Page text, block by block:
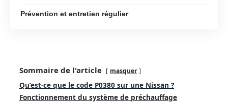
Prévention et entretien régulier
Sommaire de l'article masquer
Qu’est-ce que le code P0380 sur une Nissan ?
Fonctionnement du système de préchauffage